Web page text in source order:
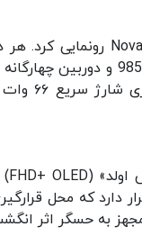
هوآوی از گوشی‌های جدید خود با نام‌های تجاری هواوی Nova 8 و Nova 8 Pro رونمایی کرد. هر دو
گوشی جدید هواوی مجهز به نمایشگر با نرخ تازه‌سازی بالا، تراشه‌های کرین 985 و دوربین چهارگانه با
سنسور اصلی 64 مگاپیکسل خواهند بود. همچنین این دو دستگاه از فناوری شارژ سریع ۶۶ وات و
گوشی هواوی Nova 8 مجهز به صفحه نمایش 6.67 اینچ «فول اچ دی پلاس اولد» (FHD+ OLED) با
دارد که محل قرارگیری
مجهز به حسگر اثر انگشت